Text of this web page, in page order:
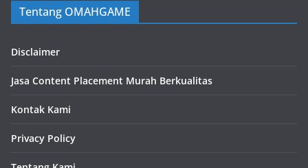
Tentang OMAHGAME
Disclaimer
Jasa Content Placement Murah Berkualitas
Kontak Kami
Privacy Policy